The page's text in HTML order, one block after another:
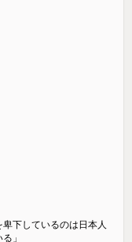
下しているのは日本人
」